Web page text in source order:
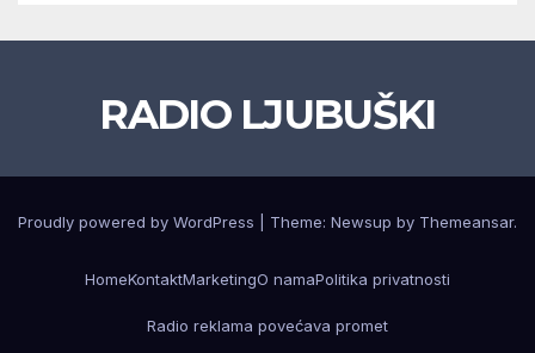
RADIO LJUBUŠKI
Proudly powered by WordPress Theme: Newsup by Themeansar.
HomeKontaktMarketingO namaPolitika privatnosti
Radio reklama povećava promet